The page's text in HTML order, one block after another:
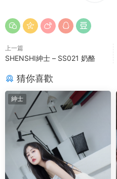
上一篇
SHENSHI紳士 – SS021 奶酪
猜你喜歡
紳士